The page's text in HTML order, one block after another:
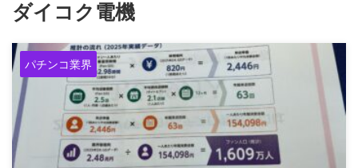
ダイコク電機
パチンコ業界